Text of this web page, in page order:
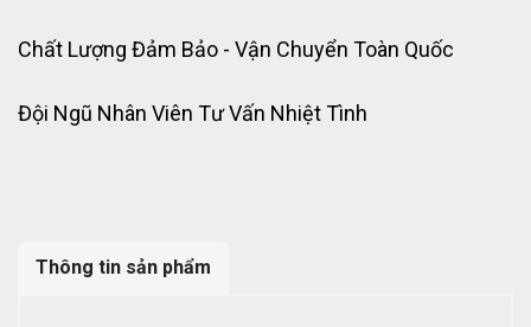
Chất Lượng Đảm Bảo - Vận Chuyển Toàn Quốc
Đội Ngũ Nhân Viên Tư Vấn Nhiệt Tình
Thông tin sản phẩm